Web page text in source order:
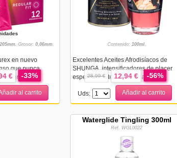
205mm. Grosor: 0,06mm.
en nuevo
que nunca.
y granulado
€ -33%
al carrito
Contenido: 100ml.
Excelentes Aceites Afrodisíacos de
SHUNGA, intensificadores de placer
especialmente creados para bri...
28,99 € 12,94 € -56%
Uds: Añadir al carrito
Waterglide Tingling 300ml
Ref. WGL0022